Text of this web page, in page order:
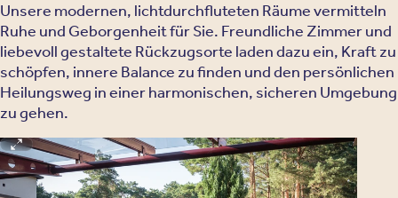
Unsere modernen, lichtdurchfluteten Räume vermitteln
Ruhe und Geborgenheit für Sie. Freundliche Zimmer und
liebevoll gestaltete Rückzugsorte laden dazu ein, Kraft zu
schöpfen, innere Balance zu finden und den persönlichen
Heilungsweg in einer harmonischen, sicheren Umgebung
zu gehen.